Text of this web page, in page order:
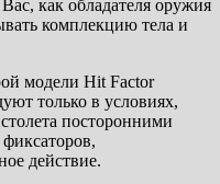
как обладателя оружия
комплекцию тела и
модели Hit Factor
только в условиях,
посторонними
действие.